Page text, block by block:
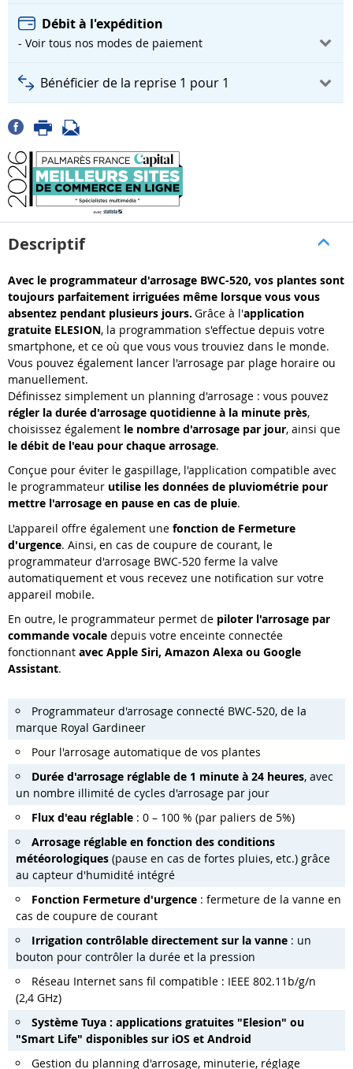
Débit à l'expédition
- Voir tous nos modes de paiement
Bénéficier de la reprise 1 pour 1
Descriptif
Avec le programmateur d'arrosage BWC-520, vos plantes sont
toujours parfaitement irriguées même lorsque vous vous
absentez pendant plusieurs jours. Grâce à l'application
gratuite ELESION, la programmation s'effectue depuis votre
smartphone, et ce où que vous vous trouviez dans le monde.
Vous pouvez également lancer l'arrosage par plage horaire ou
manuellement.
Définissez simplement un planning d'arrosage : vous pouvez
régler la durée d'arrosage quotidienne à la minute près,
choisissez également le nombre d'arrosage par jour, ainsi que
le débit de l'eau pour chaque arrosage.
Conçue pour éviter le gaspillage, l'application compatible avec
le programmateur utilise les données de pluviométrie pour
mettre l'arrosage en pause en cas de pluie.
L'appareil offre également une fonction de Fermeture
d'urgence. Ainsi, en cas de coupure de courant, le
programmateur d'arrosage BWC-520 ferme la valve
automatiquement et vous recevez une notification sur votre
appareil mobile.
En outre, le programmateur permet de piloter l'arrosage par
commande vocale depuis votre enceinte connectée
fonctionnant avec Apple Siri, Amazon Alexa ou Google
Assistant.
Programmateur d'arrosage connecté BWC-520, de la
marque Royal Gardineer
Pour l'arrosage automatique de vos plantes
Durée d'arrosage réglable de 1 minute à 24 heures, avec
un nombre illimité de cycles d'arrosage par jour
Flux d'eau réglable : 0 – 100 % (par paliers de 5%)
Arrosage réglable en fonction des conditions
météorologiques (pause en cas de fortes pluies, etc.) grâce
au capteur d'humidité intégré
Fonction Fermeture d'urgence : fermeture de la vanne en
cas de coupure de courant
Irrigation contrôlable directement sur la vanne : un
bouton pour contrôler la durée et la pression
Réseau Internet sans fil compatible : IEEE 802.11b/g/n
(2,4 GHz)
Système Tuya : applications gratuites "Elesion" ou
"Smart Life" disponibles sur iOS et Android
Gestion du planning d'arrosage, minuterie, réglage